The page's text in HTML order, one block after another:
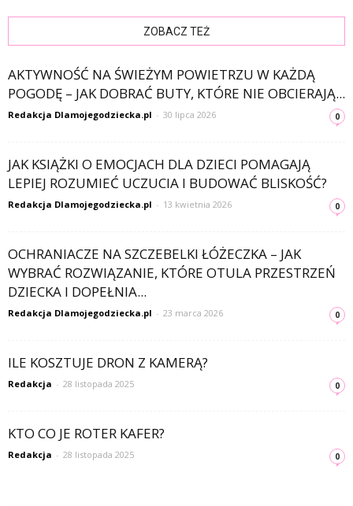
ZOBACZ TEŻ
AKTYWNOŚĆ NA ŚWIEŻYM POWIETRZU W KAŻDĄ
POGODĘ – JAK DOBRAĆ BUTY, KTÓRE NIE OBCIERAJĄ...
Redakcja Dlamojegodziecka.pl - 30 lipca 2026 0
JAK KSIĄŻKI O EMOCJACH DLA DZIECI POMAGAJĄ
LEPIEJ ROZUMIEĆ UCZUCIA I BUDOWAĆ BLISKOŚĆ?
Redakcja Dlamojegodziecka.pl - 13 kwietnia 2026 0
OCHRANIACZE NA SZCZEBELKI ŁÓŻECZKA – JAK
WYBRAĆ ROZWIĄZANIE, KTÓRE OTULA PRZESTRZEŃ
DZIECKA I DOPEŁNIA...
Redakcja Dlamojegodziecka.pl - 23 marca 2026 0
ILE KOSZTUJE DRON Z KAMERĄ?
Redakcja - 28 listopada 2025 0
KTO CO JE ROTER KAFER?
Redakcja - 28 listopada 2025 0